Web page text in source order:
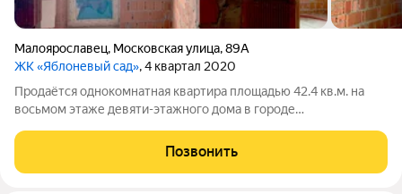
Малоярославец, Московская улица,89А
ЖК «Яблоневый сад», 4 квартал 2020
Продаётся однокомнатная квартира площадью 42.4 кв.м. на
восьмом этаже девяти-этажного дома в городе
кирпича в 2020 году. Если лифт. Дом расположен в новом
районе Малоярославца, двор с обширным
Позвонить